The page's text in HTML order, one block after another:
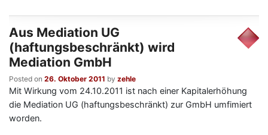
Aus Mediation UG
(haftungsbeschränkt) wird
Mediation GmbH
Posted on 26. Oktober 2011 by zehle
Mit Wirkung vom 24.10.2011 ist nach einer Kapitalerhöhung
die Mediation UG (haftungsbeschränkt) zur GmbH umfimiert
worden.